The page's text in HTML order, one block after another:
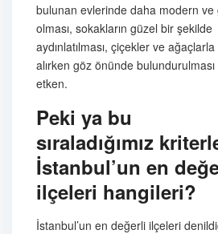
bulunan evlerinde daha modern
olması, sokakların güzel bir şekilde
aydınlatılması, çiçekler ve
alırken göz önünde
etken.
Peki ya bu
sıraladığımız
İstanbul’un en
ilçeleri hangileri?
İstanbul’un en değerli ilçeleri